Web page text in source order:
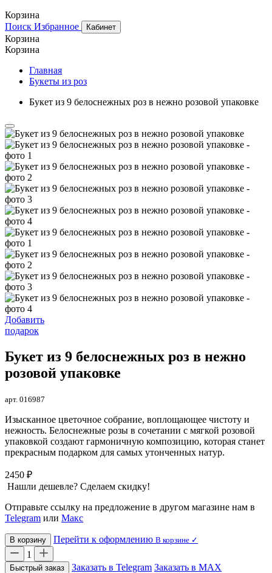
Корзина
Поиск Избранное Кабинет
Корзина
Корзина
Главная
Букеты из роз
Букет из 9 белоснежных роз в нежно розовой упаковке
Добавить
подарок
Букет из 9 белоснежных роз в нежно
розовой упаковке
арт. 016987
Изысканное цветочное собрание, воплощающее чистоту и
нежность. Белоснежные розы в сочетании с мягкой розовой
упаковкой создают гармоничную композицию, которая станет
прекрасным подарком для самых утонченных натур.
2450 ₽
Нашли дешевле? Сделаем скидку!
Отправьте ссылку на предложение в другом магазине нам в
Telegram или Макс
В корзину Перейти к оформлению В корзине ✓
1
Быстрый заказ Заказать в Telegram Заказать в MAX